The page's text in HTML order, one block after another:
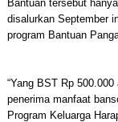
Bantuan tersebut
disalurkan September
program Bantuan
“Yang BST Rp
penerima manfaat
Program Keluarga